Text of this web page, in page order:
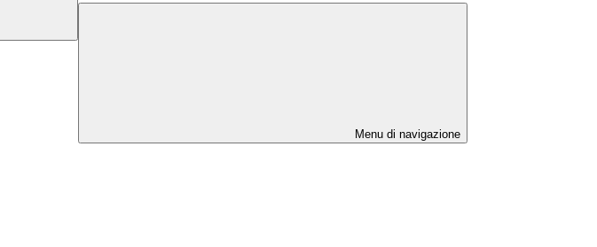
Menu di navigazione